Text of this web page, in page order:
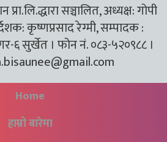
सञ्चालित, अध्यक्ष: गोपी
कृष्णप्रसाद रेग्मी, सम्पादक :
६ सुर्खेत । फोन नं. ०८३-५२०९८८ ।
Home
हाम्रो बारेमा